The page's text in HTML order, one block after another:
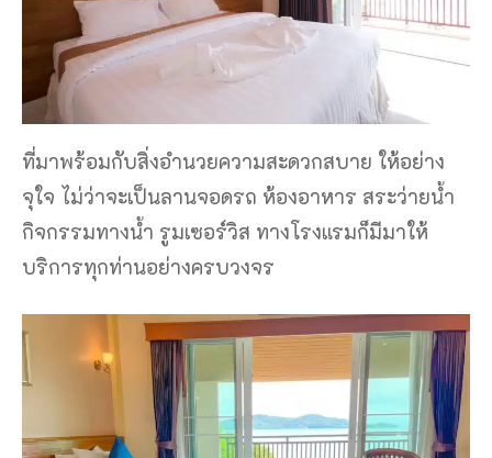
ที่มาพร้อมกับสิ่งอำนวยความสะดวกสบาย ให้อย่าง
จุใจ ไม่ว่าจะเป็นลานจอดรถ ห้องอาหาร สระว่ายน้ำ
กิจกรรมทางน้ำ รูมเซอร์วิส ทางโรงแรมก็มีมาให้
บริการทุกท่านอย่างครบวงจร